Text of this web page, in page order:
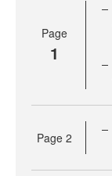
Page
1
Page 2